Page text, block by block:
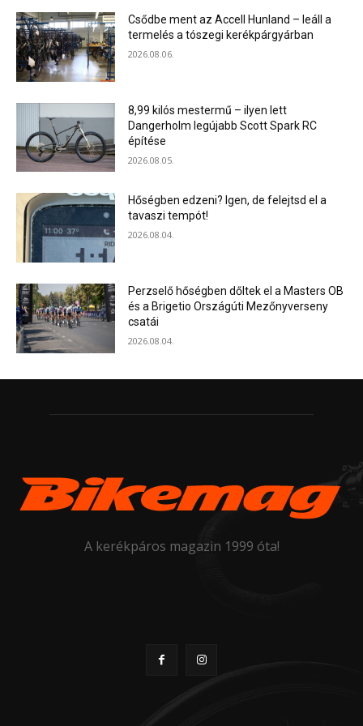
Csődbe ment az Accell Hunland – leáll a
termelés a tószegi kerékpárgyárban
2026.08.06.
8,99 kilós mestermű – ilyen lett
Dangerholm legújabb Scott Spark RC
építése
2026.08.05.
Hőségben edzeni? Igen, de felejtsd el a
tavaszi tempót!
2026.08.04.
Perzselő hőségben dőltek el a Masters OB
és a Brigetio Országúti Mezőnyverseny
csatái
2026.08.04.
A kerékpáros magazin 1999 óta!